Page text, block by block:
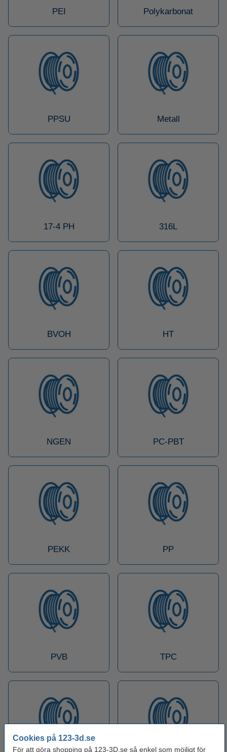
Cookies på 123-3d.se
För att göra shopping på 123-3D.se så enkel som möjligt för
PEI Polykarbonat
PPSU Metall
17-4 PH 316L
BVOH HT
NGEN PC-PBT
PEKK PP
PVB TPC